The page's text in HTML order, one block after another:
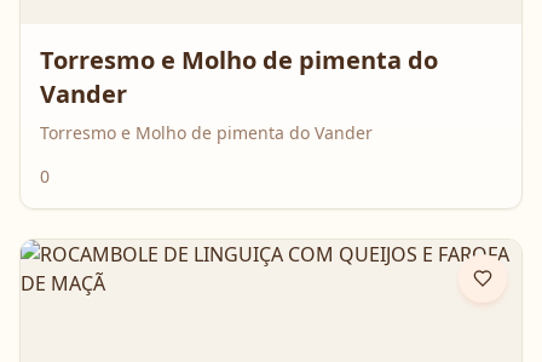
Torresmo e Molho de pimenta do
Vander
Torresmo e Molho de pimenta do Vander
0